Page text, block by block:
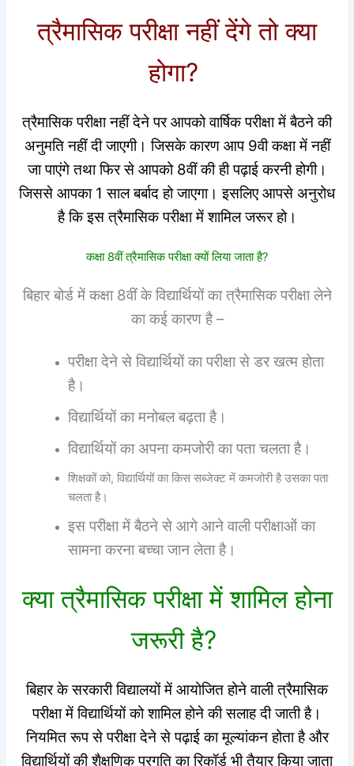
त्रैमासिक परीक्षा नहीं देंगे तो क्या
होगा?
त्रैमासिक परीक्षा नहीं देने पर आपको वार्षिक परीक्षा में बैठने की
अनुमति नहीं दी जाएगी। जिसके कारण आप 9वी कक्षा में नहीं
जा पाएंगे तथा फिर से आपको 8वीं की ही पढ़ाई करनी होगी।
जिससे आपका 1 साल बर्बाद हो जाएगा। इसलिए आपसे अनुरोध
है कि इस त्रैमासिक परीक्षा में शामिल जरूर हो।
कक्षा 8वीं त्रैमासिक परीक्षा क्यों लिया जाता है?
बिहार बोर्ड में कक्षा 8वीं के विद्यार्थियों का त्रैमासिक परीक्षा लेने
का कई कारण है –
परीक्षा देने से विद्यार्थियों का परीक्षा से डर खत्म होता
है।
विद्यार्थियों का मनोबल बढ़ता है।
विद्यार्थियों का अपना कमजोरी का पता चलता है।
शिक्षकों को, विद्यार्थियों का किस सब्जेक्ट में कमजोरी है उसका पता
चलता है।
इस परीक्षा में बैठने से आगे आने वाली परीक्षाओं का
सामना करना बच्चा जान लेता है।
क्या त्रैमासिक परीक्षा में शामिल होना
जरूरी है?
बिहार के सरकारी विद्यालयों में आयोजित होने वाली त्रैमासिक
परीक्षा में विद्यार्थियों को शामिल होने की सलाह दी जाती है।
नियमित रूप से परीक्षा देने से पढ़ाई का मूल्यांकन होता है और
विद्यार्थियों की शैक्षणिक प्रगति का रिकॉर्ड भी तैयार किया जाता